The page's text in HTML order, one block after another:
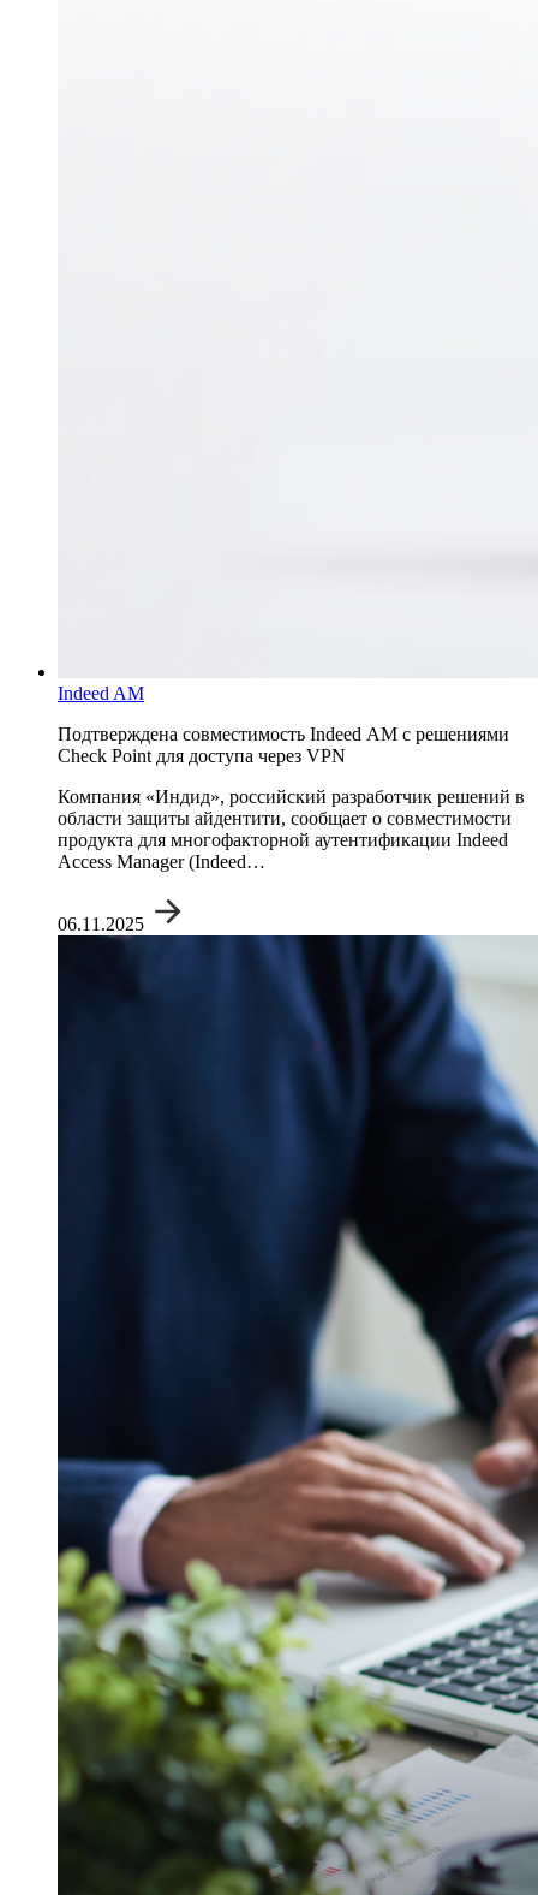
Indeed AM
Подтверждена совместимость Indeed АМ с решениями
Check Point для доступа через VPN
Компания «Индид», российский разработчик решений в
области защиты айдентити, сообщает о совместимости
продукта для многофакторной аутентификации Indeed
Access Manager (Indeed…
06.11.2025